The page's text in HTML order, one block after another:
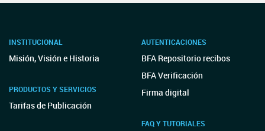
INSTITUCIONAL
Misión, Visión e Historia
PRODUCTOS Y SERVICIOS
Tarifas de Publicación
AUTENTICACIONES
BFA Repositorio recibos
BFA Verificación
Firma digital
FAQ Y TUTORIALES